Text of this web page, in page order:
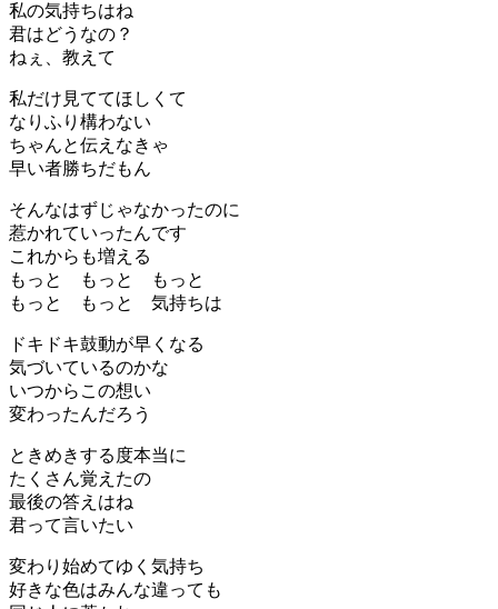
私の気持ちはね
君はどうなの？
ねぇ、教えて
私だけ見ててほしくて
なりふり構わない
ちゃんと伝えなきゃ
早い者勝ちだもん
そんなはずじゃなかったのに
惹かれていったんです
これからも増える
もっと もっと もっと
もっと もっと 気持ちは
ドキドキ鼓動が早くなる
気づいているのかな
いつからこの想い
変わったんだろう
ときめきする度本当に
たくさん覚えたの
最後の答えはね
君って言いたい
変わり始めてゆく気持ち
好きな色はみんな違っても